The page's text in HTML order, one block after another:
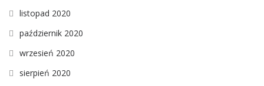
listopad 2020
październik 2020
wrzesień 2020
sierpień 2020